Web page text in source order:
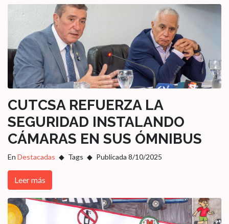
CUTCSA REFUERZA LA
SEGURIDAD INSTALANDO
CÁMARAS EN SUS ÓMNIBUS
En Destacadas Tags Publicada 8/10/2025
Leer más